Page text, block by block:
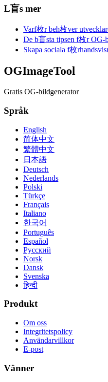
L盲s mer
Varf枚r beh枚ver
De b盲sta tipsen f枚r OG-
Skapa sociala f枚
OGImageTool
Gratis OG-bildgenerator
Språk
English
简体中文
繁體中文
日本語
Deutsch
Nederlands
Polski
Türkçe
Français
Italiano
한국어
Português
Español
Русский
Norsk
Dansk
Svenska
हिन्दी
Produkt
Om oss
Integritetspolicy
Användarvillkor
E-post
Vänner